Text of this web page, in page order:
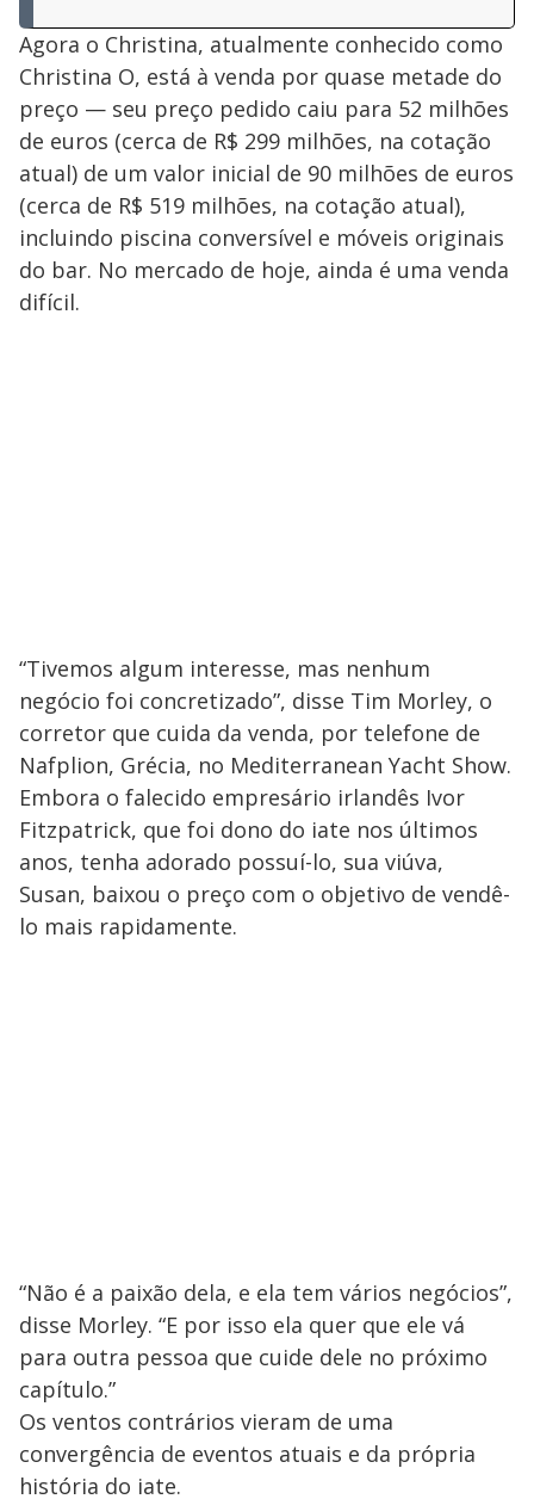
Agora o Christina, atualmente conhecido como
Christina O, está à venda por quase metade do
preço — seu preço pedido caiu para 52 milhões
de euros (cerca de R$ 299 milhões, na cotação
atual) de um valor inicial de 90 milhões de euros
(cerca de R$ 519 milhões, na cotação atual),
incluindo piscina conversível e móveis originais
do bar. No mercado de hoje, ainda é uma venda
difícil.
“Tivemos algum interesse, mas nenhum
negócio foi concretizado”, disse Tim Morley, o
corretor que cuida da venda, por telefone de
Nafplion, Grécia, no Mediterranean Yacht Show.
Embora o falecido empresário irlandês Ivor
Fitzpatrick, que foi dono do iate nos últimos
anos, tenha adorado possuí-lo, sua viúva,
Susan, baixou o preço com o objetivo de vendê-
lo mais rapidamente.
“Não é a paixão dela, e ela tem vários negócios”,
disse Morley. “E por isso ela quer que ele vá
para outra pessoa que cuide dele no próximo
capítulo.”
Os ventos contrários vieram de uma
convergência de eventos atuais e da própria
história do iate.